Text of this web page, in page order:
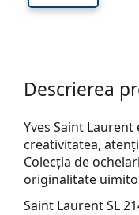
Descrierea
Yves Saint
creativitatea,
Colecția de
originalitate
Saint Laurent SL